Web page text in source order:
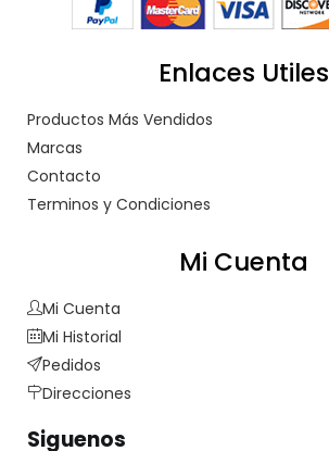
Enlaces Utiles
Productos Más Vendidos
Marcas
Contacto
Terminos y Condiciones
Mi Cuenta
Mi Cuenta
Mi Historial
Pedidos
Direcciones
Siguenos